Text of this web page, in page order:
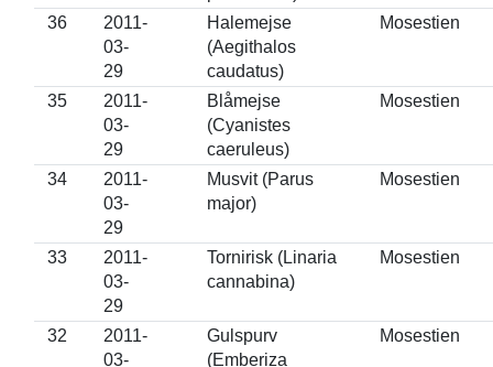
36
2011-
03-
29
Halemejse
(Aegithalos
caudatus)
Mosestien
35
2011-
03-
29
Blåmejse
(Cyanistes
caeruleus)
Mosestien
34
2011-
03-
29
Musvit (Parus
major)
Mosestien
33
2011-
03-
29
Tornirisk (Linaria
cannabina)
Mosestien
32
2011-
03-
Gulspurv
(Emberiza
Mosestien